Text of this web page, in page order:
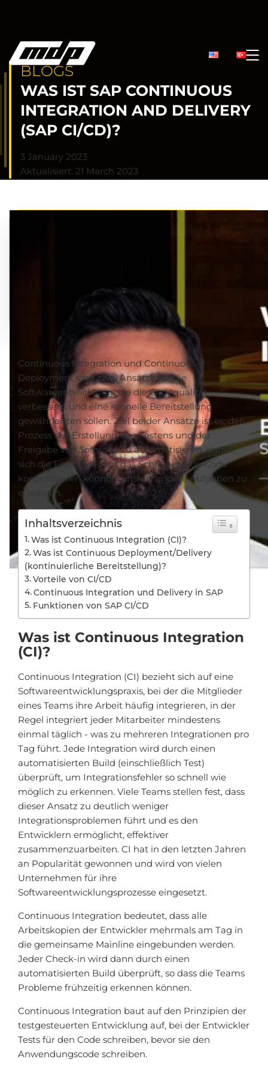
BLOGS
WAS IST SAP CONTINUOUS
INTEGRATION AND DELIVERY
(SAP CI/CD)?
3 January 2023
Aktualisiert: 21 March 2023
Continuous Integration und Continuous
Deployment sind zwei Ansätze für die
Softwareentwicklung, die die Codequalität
verbessern und eine schnelle Bereitstellung
gewährleisten sollen. Ziel beider Ansätze ist es, den
Prozess der Erstellung, des Testens und der
Freigabe von Software zu automatisieren, damit
sich die Entwickler auf das Schreiben von Code
konzentrieren können, anstatt andere Aufgaben zu
erledigen.
Inhaltsverzeichnis
Was ist Continuous Integration (CI)?
Was ist Continuous Deployment/Delivery
(kontinuierliche Bereitstellung)?
Vorteile von CI/CD
Continuous Integration und Delivery in SAP
Funktionen von SAP CI/CD
Was ist Continuous Integration
(CI)?
Continuous Integration (CI) bezieht sich auf eine
Softwareentwicklungspraxis, bei der die Mitglieder
eines Teams ihre Arbeit häufig integrieren, in der
Regel integriert jeder Mitarbeiter mindestens
einmal täglich - was zu mehreren Integrationen pro
Tag führt. Jede Integration wird durch einen
automatisierten Build (einschließlich Test)
überprüft, um Integrationsfehler so schnell wie
möglich zu erkennen. Viele Teams stellen fest, dass
dieser Ansatz zu deutlich weniger
Integrationsproblemen führt und es den
Entwicklern ermöglicht, effektiver
zusammenzuarbeiten. CI hat in den letzten Jahren
an Popularität gewonnen und wird von vielen
Unternehmen für ihre
Softwareentwicklungsprozesse eingesetzt.
Continuous Integration bedeutet, dass alle
Arbeitskopien der Entwickler mehrmals am Tag in
die gemeinsame Mainline eingebunden werden.
Jeder Check-in wird dann durch einen
automatisierten Build überprüft, so dass die Teams
Probleme frühzeitig erkennen können.
Continuous Integration baut auf den Prinzipien der
testgesteuerten Entwicklung auf, bei der Entwickler
Tests für den Code schreiben, bevor sie den
Anwendungscode schreiben.